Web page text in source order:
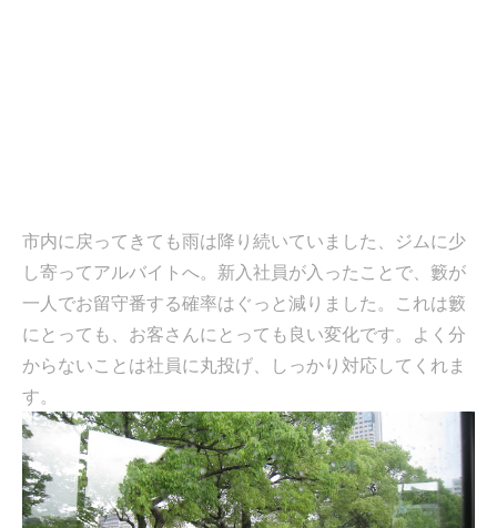
市内に戻ってきても雨は降り続いていました、ジムに少
し寄ってアルバイトへ。新入社員が入ったことで、籔が
一人でお留守番する確率はぐっと減りました。これは籔
にとっても、お客さんにとっても良い変化です。よく分
からないことは社員に丸投げ、しっかり対応してくれま
す。